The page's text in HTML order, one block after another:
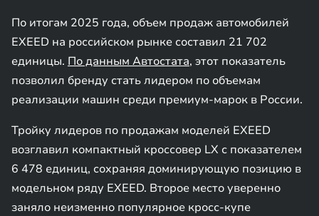
По итогам 2025 года, объем продаж автомобилей
EXEED на российском рынке составил 21 702
единицы. По данным Автостата, этот показатель
позволил бренду стать лидером по объемам
реализации машин среди премиум-марок в России.
Тройку лидеров по продажам моделей EXEED
возглавил компактный кроссовер LX с показателем
6 478 единиц, сохраняя доминирующую позицию в
модельном ряду EXEED. Второе место уверенно
заняло неизменно популярное кросс-купе